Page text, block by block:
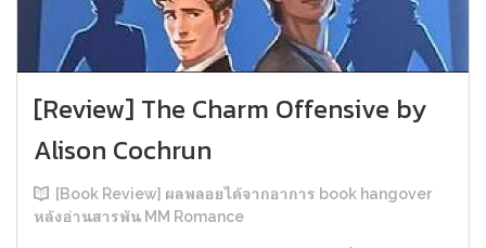
[Review] The Charm Offensive by
Alison Cochrun
[Book Review] ผลพลอยได้จากอาการ book hangover
หลังอ่านสารพัน MM Romance